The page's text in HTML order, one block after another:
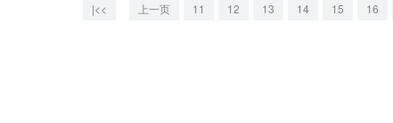
|<< 上一页 11 12 13 14 15 16